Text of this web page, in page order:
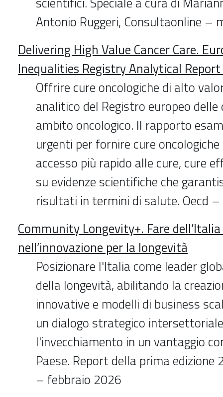
Antonio Ruggeri, Consultaonline –
Delivering High Value Cancer Care.
Inequalities Registry Analytical
Offrire cure oncologiche di alto
analitico del Registro europeo delle
ambito oncologico. Il rapporto
urgenti per fornire cure
accesso più rapido alle cure, cure
su evidenze scientifiche che
risultati in termini di salute. Oecd
Community Longevity+. Fare
nell’innovazione per la longevità
Posizionare l'Italia come leader
della longevità, abilitando la
innovative e modelli di business
un dialogo strategico
l'invecchiamento in un vantaggio
Paese. Report della prima edizione
– febbraio 2026